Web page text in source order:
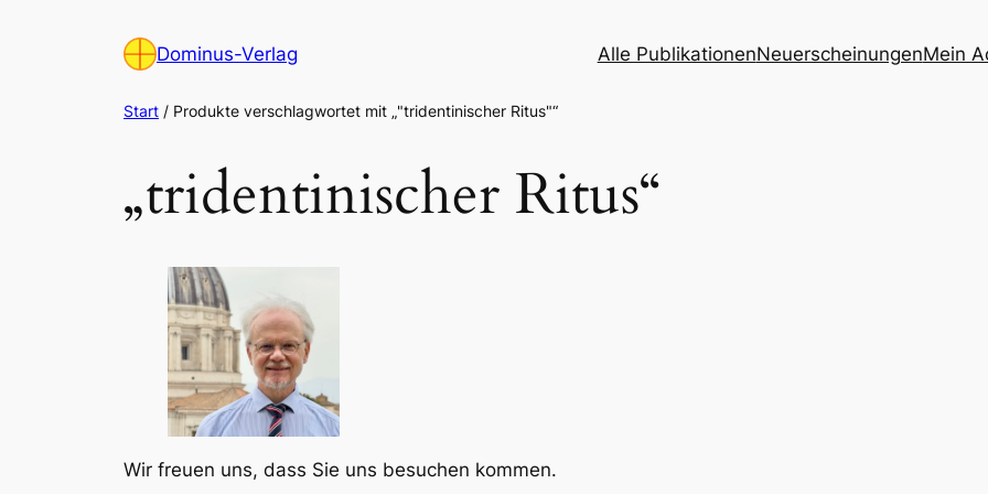
Dominus-Verlag Alle PublikationenNeuerscheinungenMein
Start / Produkte verschlagwortet mit „"tridentinischer Ritus"“
„tridentinischer Ritus“
Wir freuen uns, dass Sie uns besuchen kommen.